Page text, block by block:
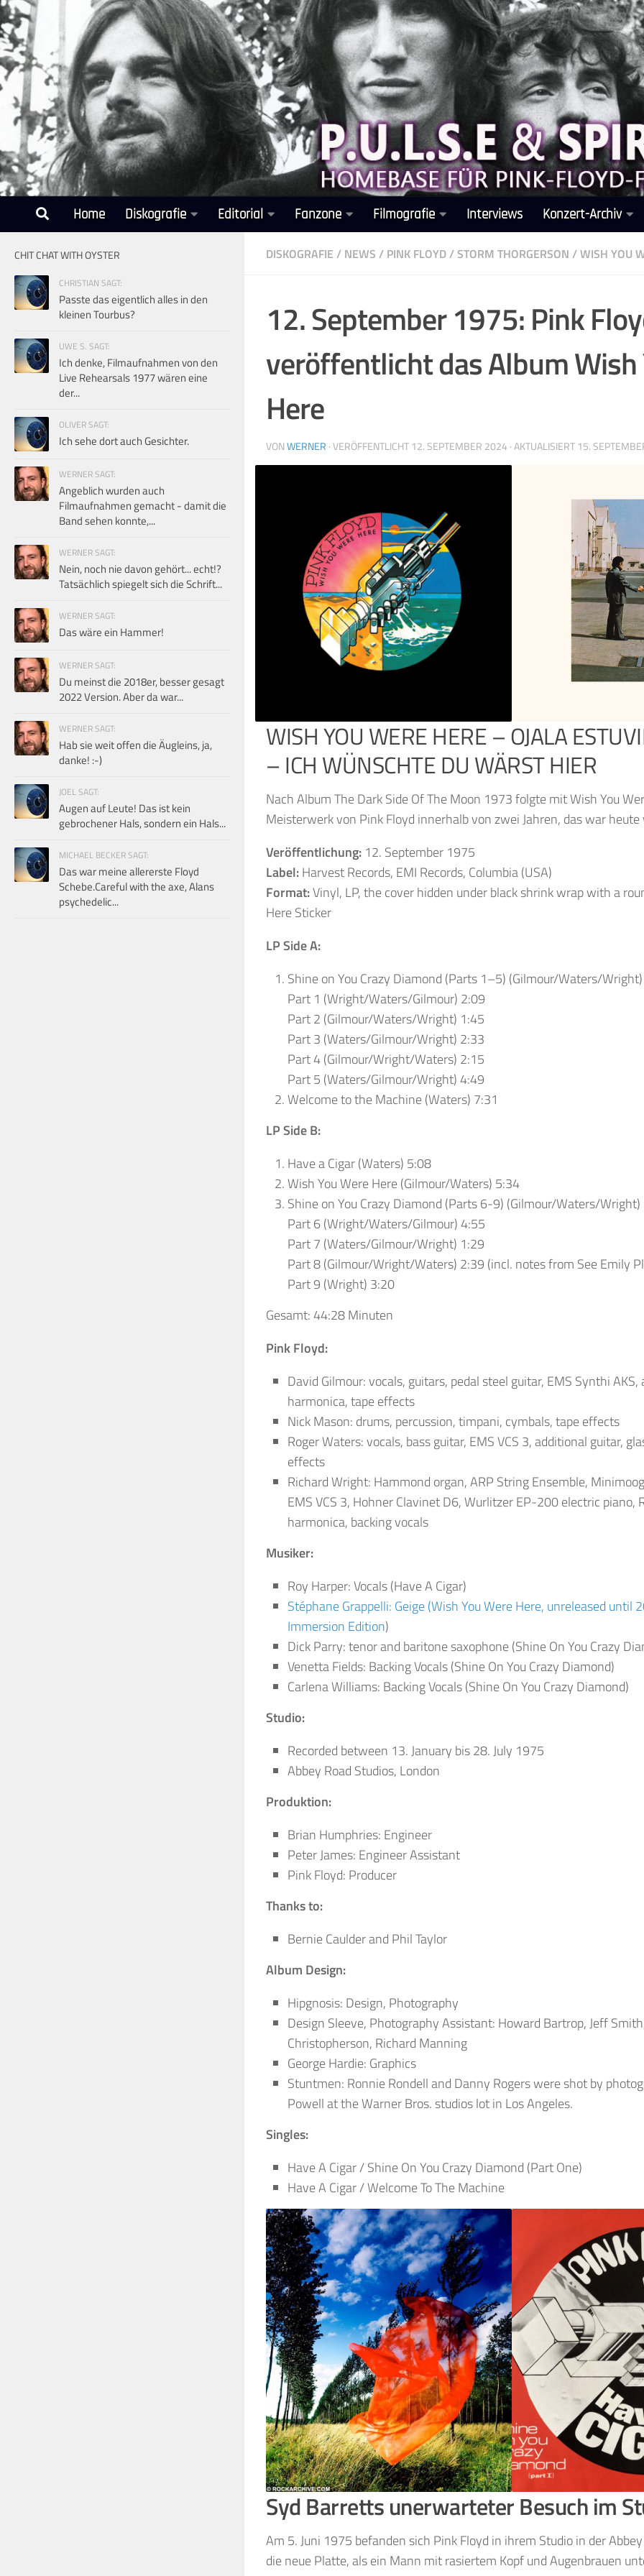
Unter dem Inhalt
Home Diskografie Editorial Fanzone Filmografie Interviews Konzert-Archiv
DISKOGRAFIE / NEWS / PINK FLOYD/ STORM THORGERSON /WISH YOU
12. September 1975: Pink
veröffentlicht das Album Wish
Here
VONWERNER · VERÖFFENTLICHT 12. SEPTEMBER 2024 · AKTUALISIERT 15.
WISH YOU WERE HERE – OJALA
– ICH WÜNSCHTE DU WÄRST HIER
Nach Album The Dark Side Of The Moon 1973 folgte mit Wish You
Meisterwerk von Pink Floyd innerhalb von zwei Jahren, das war heute
Veröffentlichung: 12. September 1975
Label:Harvest Records, EMI Records, Columbia (USA)
Format:Vinyl, LP, the cover hidden under black shrink wrap with a
Here Sticker
LP Side A:
Shine on You Crazy Diamond (Parts 1–5) (Gilmour/Waters/
Part 1 (Wright/Waters/Gilmour) 2:09
Part 2 (Gilmour/Waters/Wright) 1:45
Part 3 (Waters/Gilmour/Wright) 2:33
Part 4 (Gilmour/Wright/Waters) 2:15
Part 5 (Waters/Gilmour/Wright) 4:49
Welcome to the Machine (Waters) 7:31
LP Side B:
Have a Cigar (Waters) 5:08
Wish You Were Here (Gilmour/Waters) 5:34
Shine on You Crazy Diamond (Parts 6-9) (Gilmour/Waters/
Part 6 (Wright/Waters/Gilmour) 4:55
Part 7 (Waters/Gilmour/Wright) 1:29
Part 8 (Gilmour/Wright/Waters) 2:39 (incl. notes from See Emily
Part 9 (Wright) 3:20
Gesamt: 44:28 Minuten
Pink Floyd:
David Gilmour: vocals, guitars, pedal steel guitar, EMS Synthi
harmonica, tape effects
Nick Mason: drums, percussion, timpani, cymbals, tape effects
Roger Waters: vocals, bass guitar, EMS VCS 3, additional guitar,
effects
Richard Wright: Hammond organ, ARP String Ensemble,
EMS VCS 3, Hohner Clavinet D6, Wurlitzer EP-200 electric piano,
harmonica, backing vocals
Musiker:
Roy Harper: Vocals (Have A Cigar)
Stéphane Grappelli: Geige (Wish You Were Here, unreleased until
Immersion Edition)
Dick Parry: tenor and baritone saxophone (Shine On You Crazy
Venetta Fields: Backing Vocals (Shine On You Crazy Diamond)
Carlena Williams: Backing Vocals (Shine On You Crazy Diamond)
Studio:
Recorded between 13. January bis 28. July 1975
Abbey Road Studios, London
Produktion:
Brian Humphries: Engineer
Peter James: Engineer Assistant
Pink Floyd: Producer
Thanks to:
Bernie Caulder and Phil Taylor
Album Design:
Hipgnosis: Design, Photography
Design Sleeve, Photography Assistant: Howard Bartrop, Jeff
Christopherson, Richard Manning
George Hardie: Graphics
Stuntmen: Ronnie Rondell and Danny Rogers were shot by
Powell at the Warner Bros. studios lot in Los Angeles.
Singles:
Have A Cigar / Shine On You Crazy Diamond (Part One)
Have A Cigar / Welcome To The Machine
Syd Barretts unerwarteter Besuch im
Am 5. Juni 1975 befanden sich Pink Floyd in ihrem Studio in der
die neue Platte, als ein Mann mit rasiertem Kopf und Augenbrauen
CHIT CHAT WITH OYSTER
CHRISTIAN SAGT:
Passte das eigentlich alles in den
kleinen Tourbus?
UWE S. SAGT:
Ich denke, Filmaufnahmen von den
Live Rehearsals 1977 wären eine
der...
OLIVER SAGT:
Ich sehe dort auch Gesichter.
WERNER SAGT:
Angeblich wurden auch
Filmaufnahmen gemacht - damit die
Band sehen konnte,...
WERNER SAGT:
Nein, noch nie davon gehört... echt!?
Tatsächlich spiegelt sich die Schrift...
WERNER SAGT:
Das wäre ein Hammer!
WERNER SAGT:
Du meinst die 2018er, besser gesagt
2022 Version. Aber da war...
WERNER SAGT:
Hab sie weit offen die Äugleins, ja,
danke! :-)
JOEL SAGT:
Augen auf Leute! Das ist kein
gebrochener Hals, sondern ein Hals...
MICHAEL BECKER SAGT:
Das war meine allererste Floyd
Schebe.Careful with the axe, Alans
psychedelic...